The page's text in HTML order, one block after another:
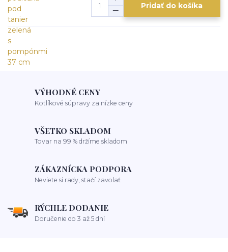
Pridať do košíka
VÝHODNÉ CENY
Kotlíkové súpravy za nízke ceny
VŠETKO SKLADOM
Tovar na 99 % držíme skladom
ZÁKAZNÍCKA PODPORA
Neviete si rady, stačí zavolať
RÝCHLE DODANIE
Doručenie do 3 až 5 dní